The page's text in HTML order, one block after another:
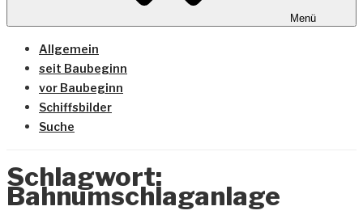
Menü
Allgemein
seit Baubeginn
vor Baubeginn
Schiffsbilder
Suche
Schlagwort:
Bahnumschlaganlage